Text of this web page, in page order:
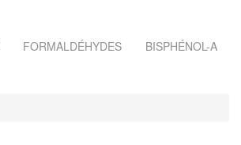
FORMALDÉHYDES BISPHÉNOL-A